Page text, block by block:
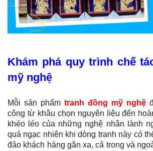
Khám phá quy trình chế
mỹ nghệ
Mỗi sản phẩm tranh đồng mỹ nghệ
công từ khâu chọn nguyên liệu đến
khéo léo của những nghệ nhân lành
quá ngạc nhiên khi dòng tranh này có
đảo khách hàng gần xa, cả trong và